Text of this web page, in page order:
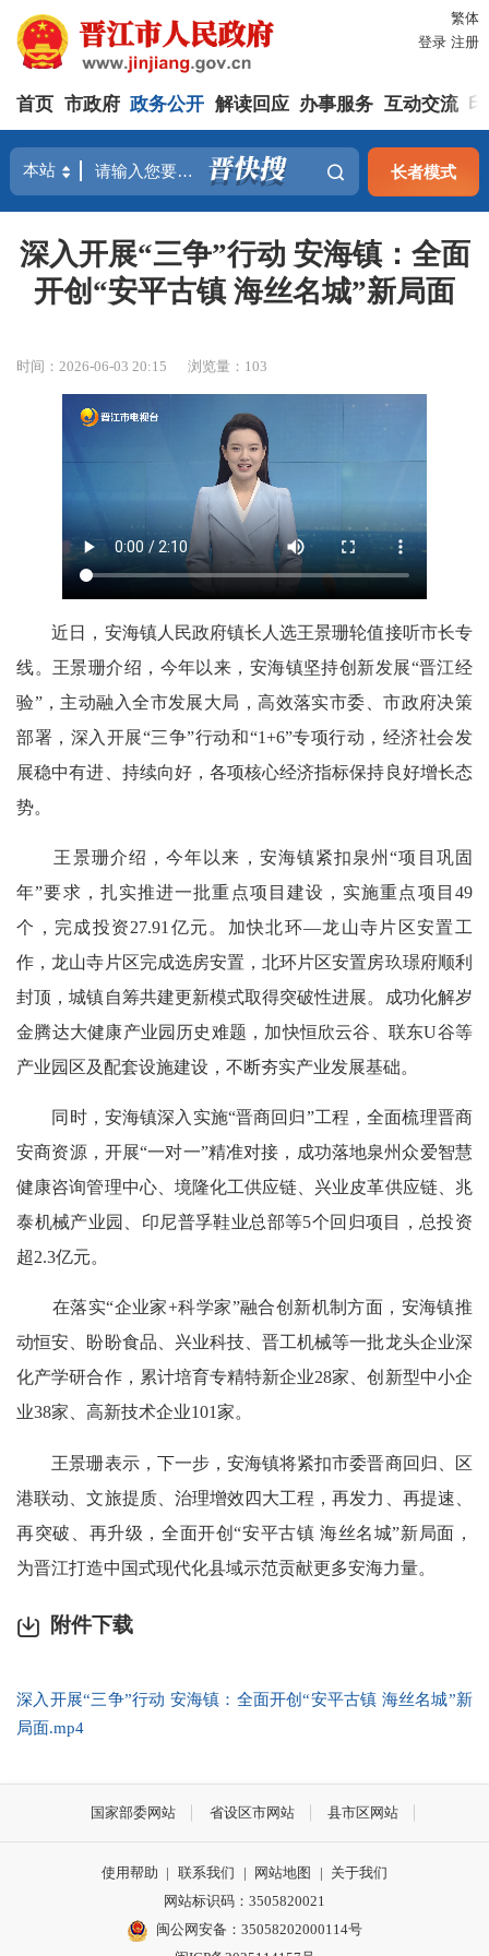
繁体
登录 注册
首页 市政府 政务公开 解读回应 办事服务 互动交流
长者模式
深入开展“三争”行动 安海镇：全面
开创“安平古镇 海丝名城”新局面
时间：2026-06-03 20:15 浏览量： 103
近日，安海镇人民政府镇长人选王景珊轮值接听市长专
线。王景珊介绍，今年以来，安海镇坚持创新发展“晋江经
验”，主动融入全市发展大局，高效落实市委、市政府决策
部署，深入开展“三争”行动和“1+6”专项行动，经济社会发
展稳中有进、持续向好，各项核心经济指标保持良好增长态
势。
王景珊介绍，今年以来，安海镇紧扣泉州“项目巩固
年”要求，扎实推进一批重点项目建设，实施重点项目49
个，完成投资27.91亿元。加快北环—龙山寺片区安置工
作，龙山寺片区完成选房安置，北环片区安置房玖璟府顺利
封顶，城镇自筹共建更新模式取得突破性进展。成功化解岁
金腾达大健康产业园历史难题，加快恒欣云谷、联东U谷等
产业园区及配套设施建设，不断夯实产业发展基础。
同时，安海镇深入实施“晋商回归”工程，全面梳理晋商
安商资源，开展“一对一”精准对接，成功落地泉州众爱智慧
健康咨询管理中心、境隆化工供应链、兴业皮革供应链、兆
泰机械产业园、印尼普孚鞋业总部等5个回归项目，总投资
超2.3亿元。
在落实“企业家+科学家”融合创新机制方面，安海镇推
动恒安、盼盼食品、兴业科技、晋工机械等一批龙头企业深
化产学研合作，累计培育专精特新企业28家、创新型中小企
业38家、高新技术企业101家。
王景珊表示，下一步，安海镇将紧扣市委晋商回归、区
港联动、文旅提质、治理增效四大工程，再发力、再提速、
再突破、再升级，全面开创“安平古镇 海丝名城”新局面，
为晋江打造中国式现代化县域示范贡献更多安海力量。
附件下载
深入开展“三争”行动 安海镇：全面开创“安平古镇 海丝名城”新
局面.mp4
国家部委网站 省设区市网站 县市区网站
使用帮助 | 联系我们 | 网站地图 | 关于我们
网站标识码：3505820021
闽公网安备：35058202000114号